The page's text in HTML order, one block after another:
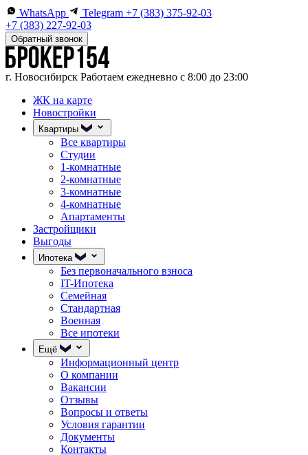
WhatsApp Telegram +7 (383) 375-92-03
+7 (383) 227-92-03
Обратный звонок
г. Новосибирск Работаем ежедневно с 8:00 до 23:00
ЖК на карте
Новостройки
Квартиры
Все квартиры
Студии
1-комнатные
2-комнатные
3-комнатные
4-комнатные
Апартаменты
Застройщики
Выгоды
Ипотека
Без первоначального взноса
IT-Ипотека
Семейная
Стандартная
Военная
Все ипотеки
Ещё
Информационный центр
О компании
Вакансии
Отзывы
Вопросы и ответы
Условия гарантии
Документы
Контакты